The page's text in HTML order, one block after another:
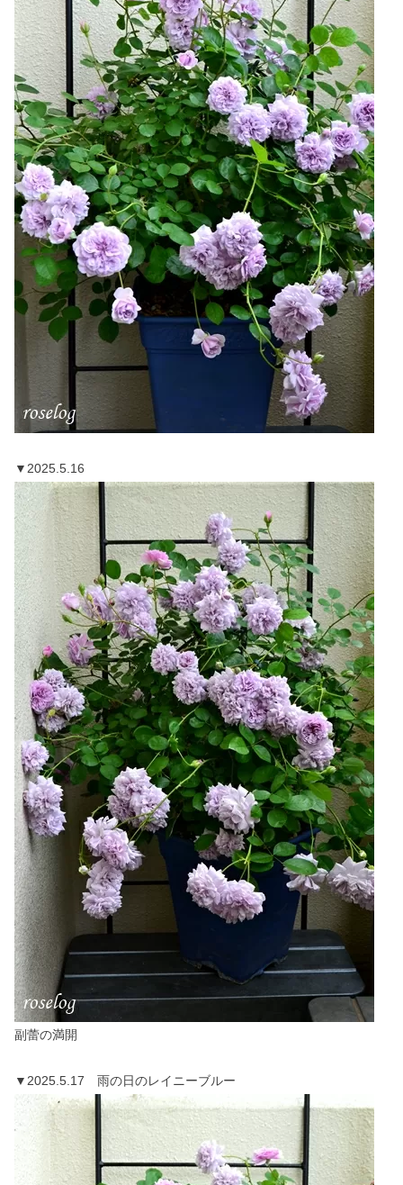
▼2025.5.16
副蕾の満開
▼2025.5.17 雨の日のレイニーブルー